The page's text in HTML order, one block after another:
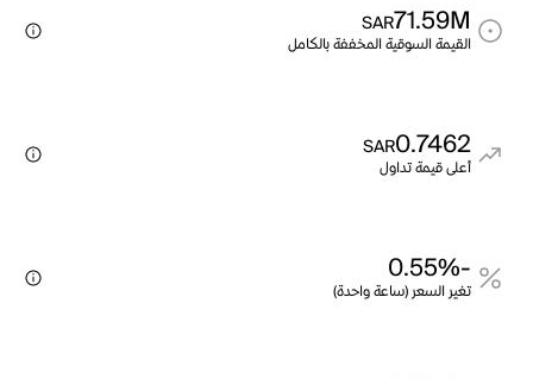
71.59M
SAR
القيمة السوقية المخففة بالكامل
0.7462
SAR
أعلى قيمة تداول
-0.55%
تغير السعر (ساعة واحدة)